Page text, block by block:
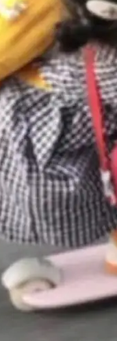
信组
了一
），
云模
着 AI
组织
性、
数据
，公
求。
较...
能在
能、
服
各行
态逐
只是
下，
及持
网关
本治
、管
在开
一。
一。
Jeff D
。 他
十多
共同
Se
Vin
一轮
补
无
位全
步
一行
GitHu
Linu
Linu
件工
要载
百万
下
史的
、业
个文
统的